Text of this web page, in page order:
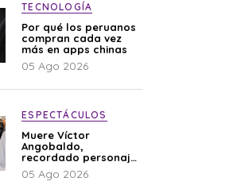
TECNOLOGÍA
Por qué los peruanos
compran cada vez
más en apps chinas
05 Ago 2026
ESPECTÁCULOS
Muere Víctor
Angobaldo,
recordado personaje
de la farándula y
expareja de Shirley
05 Ago 2026